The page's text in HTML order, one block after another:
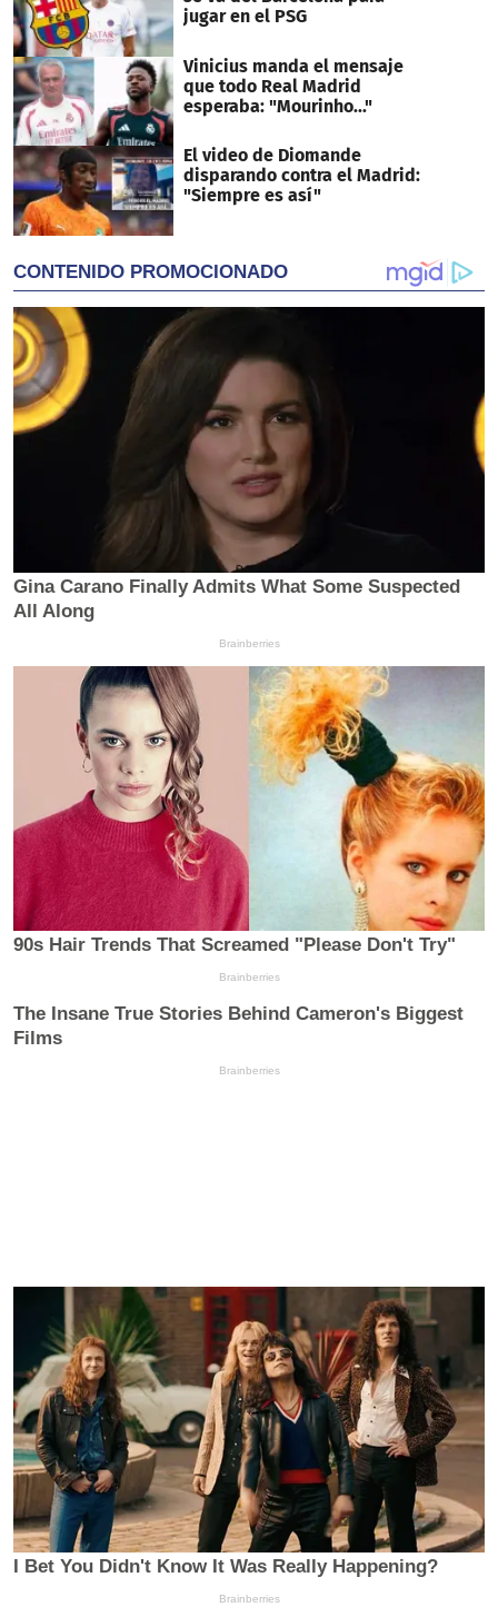
jugar en el PSG
Vinicius manda el mensaje
que todo Real Madrid
esperaba: "Mourinho..."
El video de Diomande
disparando contra el Madrid:
"Siempre es así"